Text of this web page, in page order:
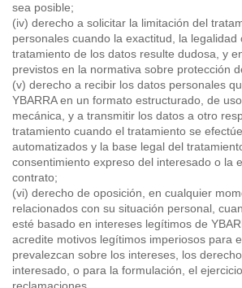
sea posible;
(iv) derecho a solicitar la limitación del
personales cuando la exactitud, la legalidad
tratamiento de los datos resulte dudosa, y
previstos en la normativa sobre protección
(v) derecho a recibir los datos personales
YBARRA en un formato estructurado, de
mecánica, y a transmitir los datos a otro
tratamiento cuando el tratamiento se
automatizados y la base legal del
consentimiento expreso del interesado o la
contrato;
(vi) derecho de oposición, en cualquier
relacionados con su situación personal,
esté basado en intereses legítimos de
acredite motivos legítimos imperiosos para
prevalezcan sobre los intereses, los
interesado, o para la formulación, el